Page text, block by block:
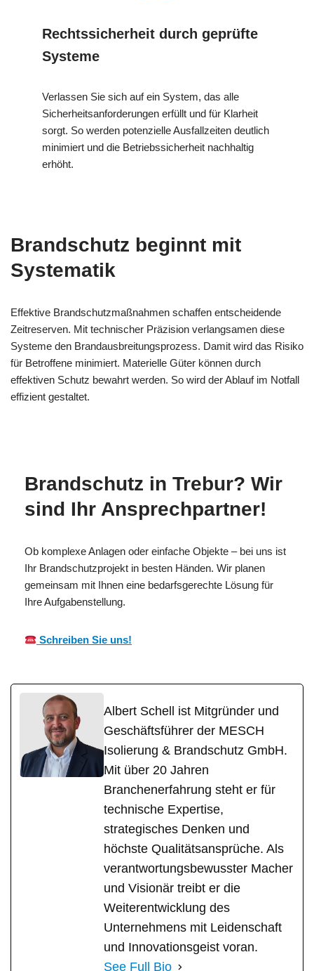
Rechtssicherheit durch geprüfte
Systeme
Verlassen Sie sich auf ein System, das alle
Sicherheitsanforderungen erfüllt und für Klarheit
sorgt. So werden potenzielle Ausfallzeiten deutlich
minimiert und die Betriebssicherheit nachhaltig
erhöht.
Brandschutz beginnt mit
Systematik
Effektive Brandschutzmaßnahmen schaffen entscheidende
Zeitreserven. Mit technischer Präzision verlangsamen diese
Systeme den Brandausbreitungsprozess. Damit wird das Risiko
für Betroffene minimiert. Materielle Güter können durch
effektiven Schutz bewahrt werden. So wird der Ablauf im Notfall
effizient gestaltet.
Brandschutz in Trebur? Wir
sind Ihr Ansprechpartner!
Ob komplexe Anlagen oder einfache Objekte – bei uns ist
Ihr Brandschutzprojekt in besten Händen. Wir planen
gemeinsam mit Ihnen eine bedarfsgerechte Lösung für
Ihre Aufgabenstellung.
Schreiben Sie uns!
Albert Schell ist Mitgründer und
Geschäftsführer der MESCH
Isolierung & Brandschutz GmbH.
Mit über 20 Jahren
Branchenerfahrung steht er für
technische Expertise,
strategisches Denken und
höchste Qualitätsansprüche. Als
verantwortungsbewusster Macher
und Visionär treibt er die
Weiterentwicklung des
Unternehmens mit Leidenschaft
und Innovationsgeist voran.
See Full Bio